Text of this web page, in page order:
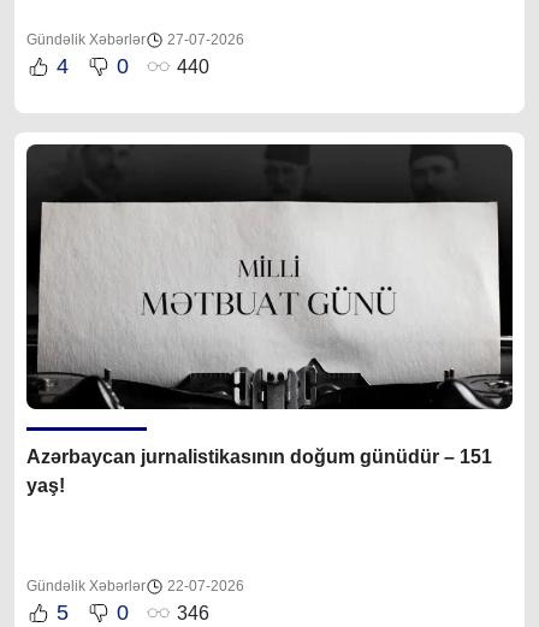
Gündəlik Xəbərlər 27-07-2026
4 0 440
Azərbaycan jurnalistikasının doğum günüdür – 151
yaş!
Gündəlik Xəbərlər 22-07-2026
5 0 346